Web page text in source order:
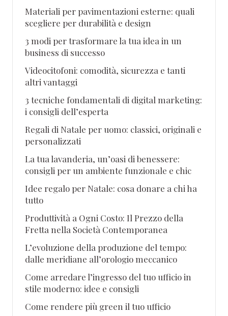
Materiali per pavimentazioni esterne: quali
scegliere per durabilità e design
3 modi per trasformare la tua idea in un
business di successo
Videocitofoni: comodità, sicurezza e tanti
altri vantaggi
3 tecniche fondamentali di digital marketing:
i consigli dell’esperta
Regali di Natale per uomo: classici, originali e
personalizzati
La tua lavanderia, un’oasi di benessere:
consigli per un ambiente funzionale e chic
Idee regalo per Natale: cosa donare a chi ha
tutto
Produttività a Ogni Costo: Il Prezzo della
Fretta nella Società Contemporanea
L’evoluzione della produzione del tempo:
dalle meridiane all’orologio meccanico
Come arredare l’ingresso del tuo ufficio in
stile moderno: idee e consigli
Come rendere più green il tuo ufficio